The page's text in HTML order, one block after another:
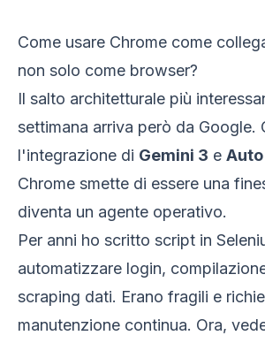
Come usare Chrome come
non solo come browser?
Il salto architetturale più
settimana arriva però da Google.
l'integrazione di Gemini 3 e
Chrome smette di essere una
diventa un agente operativo.
Per anni ho scritto script in
automatizzare login,
scraping dati. Erano fragili e
manutenzione continua. Ora,